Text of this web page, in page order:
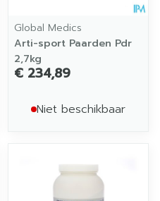
Global Medics
Arti-sport Paarden Pdr
2,7kg
€ 234,89
Niet beschikbaar